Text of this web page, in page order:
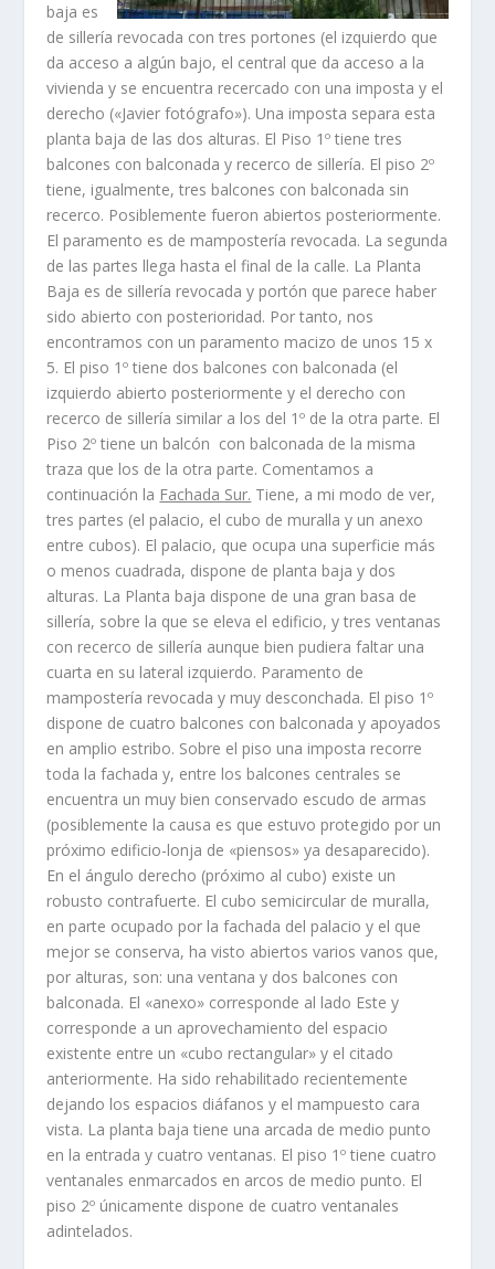
baja es
de sillerí­a revocada con tres portones (el izquierdo que
da acceso a algún bajo, el central que da acceso a la
vivienda y se encuentra recercado con una imposta y el
derecho («Javier fotógrafo»). Una imposta separa esta
planta baja de las dos alturas. El Piso 1º tiene tres
balcones con balconada y recerco de sillerí­a. El piso 2º
tiene, igualmente, tres balcones con balconada sin
recerco. Posiblemente fueron abiertos posteriormente.
El paramento es de mamposterí­a revocada. La segunda
de las partes llega hasta el final de la calle. La Planta
Baja es de sillerí­a revocada y portón que parece haber
sido abierto con posterioridad. Por tanto, nos
encontramos con un paramento macizo de unos 15 x
5. El piso 1º tiene dos balcones con balconada (el
izquierdo abierto posteriormente y el derecho con
recerco de sillerí­a similar a los del 1º de la otra parte. El
Piso 2º tiene un balcón con balconada de la misma
traza que los de la otra parte. Comentamos a
continuación la Fachada Sur. Tiene, a mi modo de ver,
tres partes (el palacio, el cubo de muralla y un anexo
entre cubos). El palacio, que ocupa una superficie más
o menos cuadrada, dispone de planta baja y dos
alturas. La Planta baja dispone de una gran basa de
sillerí­a, sobre la que se eleva el edificio, y tres ventanas
con recerco de sillerí­a aunque bien pudiera faltar una
cuarta en su lateral izquierdo. Paramento de
mamposterí­a revocada y muy desconchada. El piso 1º
dispone de cuatro balcones con balconada y apoyados
en amplio estribo. Sobre el piso una imposta recorre
toda la fachada y, entre los balcones centrales se
encuentra un muy bien conservado escudo de armas
(posiblemente la causa es que estuvo protegido por un
próximo edificio-lonja de «piensos» ya desaparecido).
En el ángulo derecho (próximo al cubo) existe un
robusto contrafuerte. El cubo semicircular de muralla,
en parte ocupado por la fachada del palacio y el que
mejor se conserva, ha visto abiertos varios vanos que,
por alturas, son: una ventana y dos balcones con
balconada. El «anexo» corresponde al lado Este y
corresponde a un aprovechamiento del espacio
existente entre un «cubo rectangular» y el citado
anteriormente. Ha sido rehabilitado recientemente
dejando los espacios diáfanos y el mampuesto cara
vista. La planta baja tiene una arcada de medio punto
en la entrada y cuatro ventanas. El piso 1º tiene cuatro
ventanales enmarcados en arcos de medio punto. El
piso 2º únicamente dispone de cuatro ventanales
adintelados.